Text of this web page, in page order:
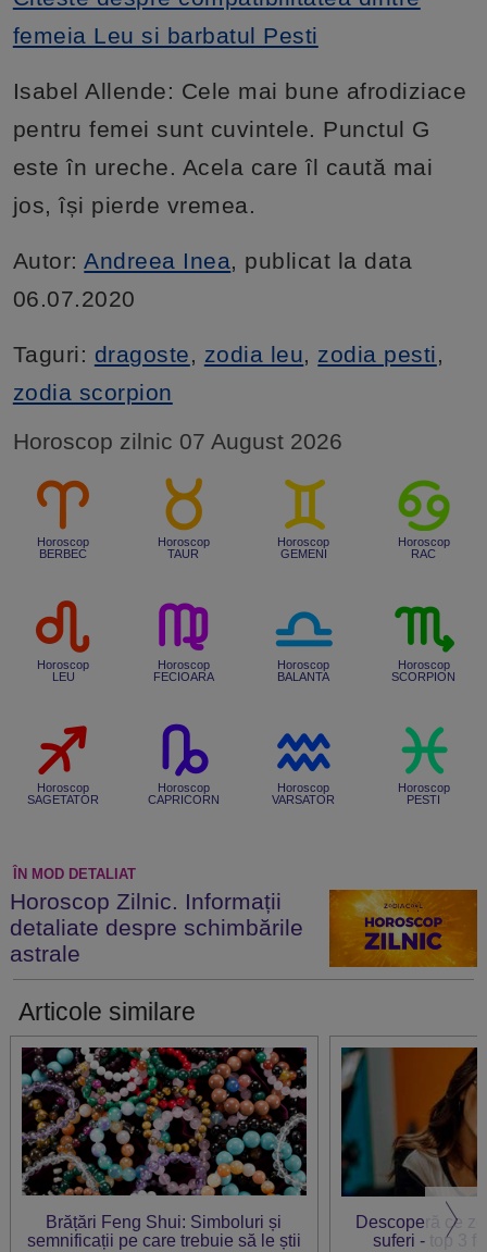
femeia Leu si barbatul Pesti
Isabel Allende: Cele mai bune afrodiziace
pentru femei sunt cuvintele. Punctul G
este în ureche. Acela care îl caută mai
jos, își pierde vremea.
Autor:Andreea Inea, publicat la data
06.07.2020
Taguri: dragoste, zodia leu, zodia pesti,
zodia scorpion
Horoscop zilnic 07 August 2026
Horoscop
BERBEC
Horoscop
TAUR
Horoscop
GEMENI
Horoscop
RAC
Horoscop
LEU
Horoscop
FECIOARA
Horoscop
BALANTA
Horoscop
SCORPION
Horoscop
SAGETATOR
Horoscop
CAPRICORN
Horoscop
VARSATOR
Horoscop
PESTI
ÎN MOD DETALIAT
Horoscop Zilnic. Informații
detaliate despre schimbările
astrale
Articole similare
Brățări Feng Shui: Simboluri și
semnificații pe care trebuie să le știi
Descoperă ce
suferi - top 3